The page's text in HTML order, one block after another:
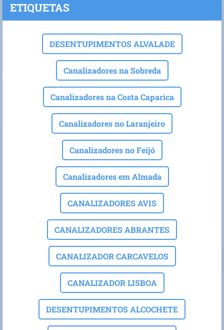
ETIQUETAS
DESENTUPIMENTOS ALVALADE
Canalizadores na Sobreda
Canalizadores na Costa Caparica
Canalizadores no Laranjeiro
Canalizadores no Feijó
Canalizadores em Almada
CANALIZADORES AVIS
CANALIZADORES ABRANTES
CANALIZADOR CARCAVELOS
CANALIZADOR LISBOA
DESENTUPIMENTOS ALCOCHETE